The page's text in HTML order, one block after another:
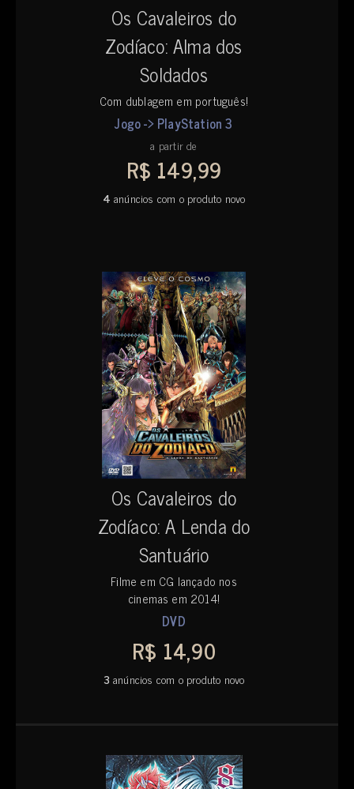
Os Cavaleiros do
Zodíaco: Alma dos
Soldados
Com dublagem em português!
Jogo -> PlayStation 3
a partir de
R$ 149,99
4 anúncios com o produto novo
Os Cavaleiros do
Zodíaco: A Lenda do
Santuário
Filme em CG lançado nos
cinemas em 2014!
DVD
R$ 14,90
3 anúncios com o produto novo